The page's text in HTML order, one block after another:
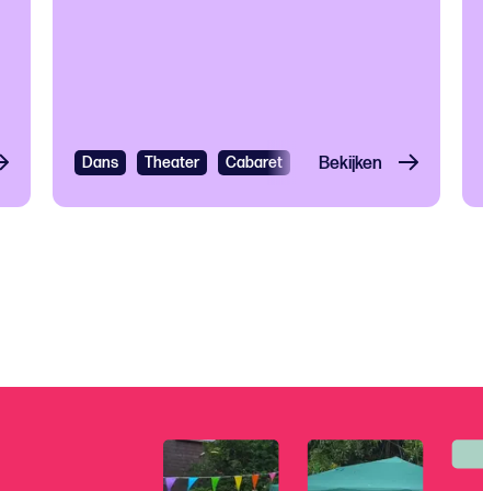
Pop en Rock
Dans Theater Cabaret Bekijken